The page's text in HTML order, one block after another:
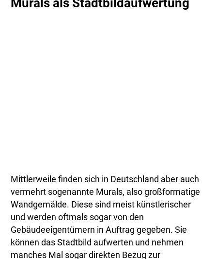
Mittlerweile finden sich in Deutschland aber auch
vermehrt sogenannte Murals, also großformatige
Wandgemälde. Diese sind meist künstlerischer
und werden oftmals sogar von den
Gebäudeeigentümern in Auftrag gegeben. Sie
können das Stadtbild aufwerten und nehmen
manches Mal sogar direkten Bezug zur